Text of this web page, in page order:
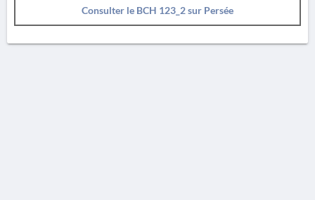
Consulter le BCH 123_2 sur Persée